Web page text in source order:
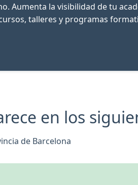
Aumenta la visibilidad de tu
talleres y programas
en los
de Barcelona